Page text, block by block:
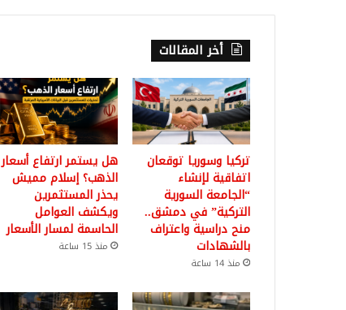
أخر المقالات
تركيا وسوريا توقعان
اتفاقية لإنشاء
“الجامعة السورية
التركية” في دمشق..
منح دراسية واعتراف
بالشهادات
منذ 14 ساعة
هل يستمر ارتفاع أسعار
الذهب؟ إسلام مميش
يحذر المستثمرين
ويكشف العوامل
الحاسمة لمسار الأسعار
منذ 15 ساعة